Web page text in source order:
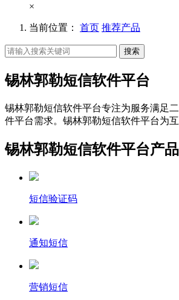
×
当前位置： 首页 推荐产品
搜索
锡林郭勒短信软件平台
锡林郭勒短信软件平台专注为服务满足
件平台需求。锡林郭勒短信软件平台为
锡林郭勒短信软件平台产品
短信验证码
通知短信
营销短信